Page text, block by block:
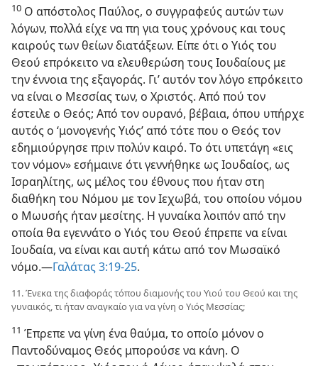
10 Ο απόστολος Παύλος, ο συγγραφεύς αυτών των
λόγων, πολλά είχε να πη για τους χρόνους και τους
καιρούς των θείων διατάξεων. Είπε ότι ο Υιός του
Θεού επρόκειτο να ελευθερώση τους Ιουδαίους με
την έννοια της εξαγοράς. Γι’ αυτόν τον λόγο επρόκειτο
να είναι ο Μεσσίας των, ο Χριστός. Από πού τον
έστειλε ο Θεός; Από τον ουρανό, βέβαια, όπου υπήρχε
αυτός ο ‘μονογενής Υιός’ από τότε που ο Θεός τον
εδημιούργησε πριν πολύν καιρό. Το ότι υπετάγη «εις
τον νόμον» εσήμαινε ότι γεννήθηκε ως Ιουδαίος, ως
Ισραηλίτης, ως μέλος του έθνους που ήταν στη
διαθήκη του Νόμου με τον Ιεχωβά, του οποίου νόμου
ο Μωυσής ήταν μεσίτης. Η γυναίκα λοιπόν από την
οποία θα εγεννάτο ο Υιός του Θεού έπρεπε να είναι
Ιουδαία, να είναι και αυτή κάτω από τον Μωσαϊκό
νόμο.—Γαλάτας 3:19-25.
11. Ένεκα της διαφοράς τόπου διαμονής του Υιού του Θεού και της
γυναικός, τι ήταν αναγκαίο για να γίνη ο Υιός Μεσσίας;
11 Έπρεπε να γίνη ένα θαύμα, το οποίο μόνον ο
Παντοδύναμος Θεός μπορούσε να κάνη. Ο